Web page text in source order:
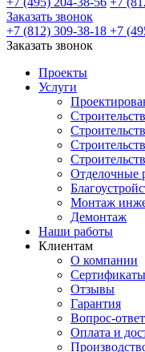
Заказать звонок
+7 (812) 309-38-18 +7
Заказать звонок
Проекты
Услуги
Отделочные
Монтаж
Демонтаж
Наши работы
Клиентам
О компании
Сертификаты
Отзывы
Гарантия
Вопрос-ответ
Оплата и